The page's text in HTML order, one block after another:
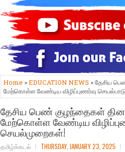
Home »EDUCATION NEWS » தேசிய
மேற்கொள்ள வேண்டிய விழிப்புணர்வு
தேசிய பெண் குழந்தைகள்
மேற்கொள்ள வேண்டிய
செயல்முறைகள்!
தமிழ்க்கடல் THURSDAY, JANUARY 23, 2025